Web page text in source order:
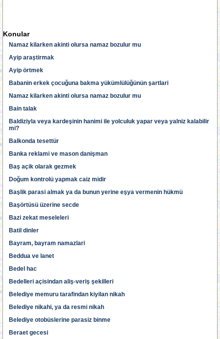
Konular
Namaz kilarken akinti olursa namaz bozulur mu
Ayip araştirmak
Ayip örtmek
Babanin erkek çocuğuna bakma yükümlülüğünün şartlari
Namaz kilarken akinti olursa namaz bozulur mu
Bain talak
Baldiziyla veya kardeşinin hanimi ile yolculuk yapar veya yalniz kalabilir
mi?
Balkonda tesettür
Banka reklami ve mason danişman
Baş açik olarak gezmek
Doğum kontrolü yapmak caiz midir
Başlik parasi almak ya da bunun yerine eşya vermenin hükmü
Başörtüsü üzerine secde
Bazi zekat meseleleri
Batil dinler
Bayram, bayram namazlari
Beddua ve lanet
Bedel hac
Bedelleri açisindan aliş-veriş şekilleri
Belediye memuru tarafindan kiyilan nikah
Belediye nikahi, ya da resmi nikah
Belediye otobüslerine parasiz binme
Beraet gecesi